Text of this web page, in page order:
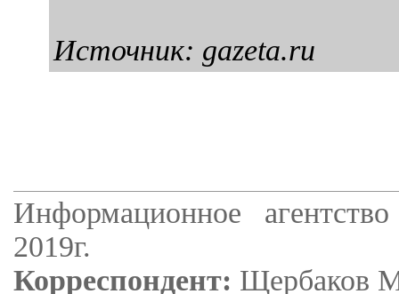
Источник: gazeta.ru
Информационное
2019г.
Корреспондент: Щербаков